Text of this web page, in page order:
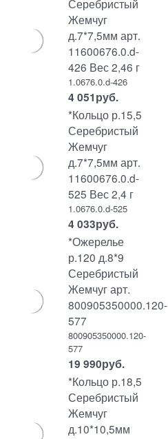
Серебристый
Жемчуг
д.7*7,5мм арт.
11600676.0.d-
426 Вес 2,46 г
1.0676.0.d-426
4 051руб.
*Кольцо р.15,5
Серебристый
Жемчуг
д.7*7,5мм арт.
11600676.0.d-
525 Вес 2,4 г
1.0676.0.d-525
4 033руб.
*Ожерелье
р.120 д.8*9
Серебристый
Жемчуг арт.
800905350000.120-
577
800905350000.120-
577
19 990руб.
*Кольцо р.18,5
Серебристый
Жемчуг
д.10*10,5мм